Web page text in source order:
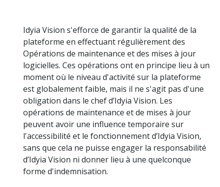
Idyia Vision s'efforce de garantir la qualité de la
plateforme en effectuant régulièrement des
Opérations de maintenance et des mises à jour
logicielles. Ces opérations ont en principe lieu à un
moment où le niveau d'activité sur la plateforme
est globalement faible, mais il ne s'agit pas d'une
obligation dans le chef d’Idyia Vision. Les
opérations de maintenance et de mises à jour
peuvent avoir une influence temporaire sur
l'accessibilité et le fonctionnement d’Idyia Vision,
sans que cela ne puisse engager la responsabilité
d’Idyia Vision ni donner lieu à une quelconque
forme d'indemnisation.